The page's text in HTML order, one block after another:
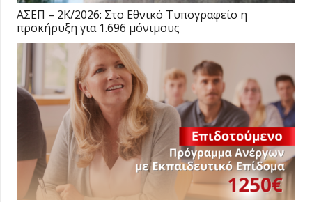
ΑΣΕΠ – 2Κ/2026: Στο Εθνικό Τυπογραφείο η
προκήρυξη για 1.696 μόνιμους